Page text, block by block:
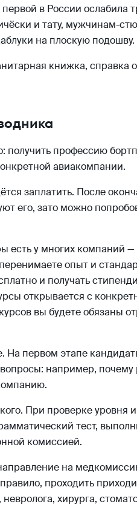
в России ослабила
и тату, мужчинам-
на плоскую подошву.
книжка, справка
получить профессию
авиакомпании.
заплатить. После
его, зато можно
есть у многих компаний —
опыт и
и получать
открывается с
вы будете обязаны
На первом этапе
например, почему
При проверке уровня
тест,
комиссией.
на
проходить
хирурга,